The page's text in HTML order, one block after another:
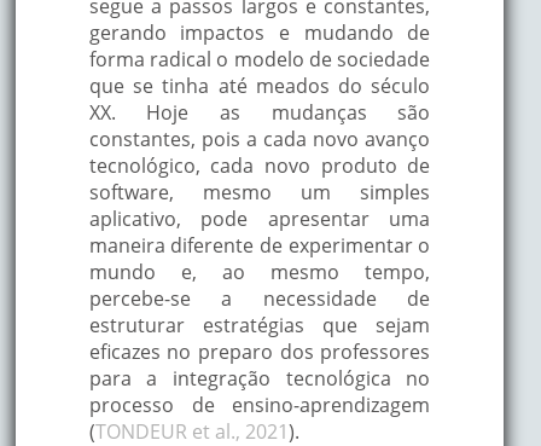
segue a passos largos e constantes,
gerando impactos e mudando de
forma radical o modelo de sociedade
que se tinha até meados do século
XX. Hoje as mudanças são
constantes, pois a cada novo avanço
tecnológico, cada novo produto de
software, mesmo um simples
aplicativo, pode apresentar uma
maneira diferente de experimentar o
mundo e, ao mesmo tempo,
percebe-se a necessidade de
estruturar estratégias que sejam
eficazes no preparo dos professores
para a integração tecnológica no
processo de ensino-aprendizagem
(TONDEUR et al., 2021).